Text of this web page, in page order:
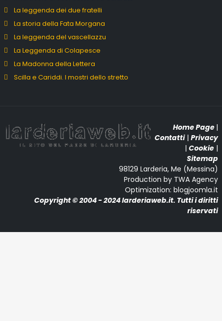
La leggenda dei due fratelli
La storia della Fata Morgana
La leggenda del vascellazzu
La Leggenda di Colapesce
La Madonna della Lettera
Scilla e Cariddi. I mostri dello stretto
Home Page |
Contatti| Privacy
| Cookie |
Sitemap
98129 Larderia, Me (Messina)
Production by TWA Agency
Optimization: blogjoomla.it
Copyright © 2004 - 2024 larderiaweb.it. Tutti i diritti
riservati